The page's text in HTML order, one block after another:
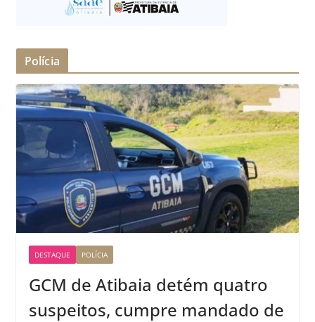
Polícia
DESTAQUE POLÍCIA
GCM de Atibaia detém quatro
suspeitos, cumpre mandado de